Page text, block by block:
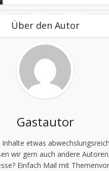
Über den Autor
Gastautor
etwas
wir gern auch andere
Einfach Mail mit